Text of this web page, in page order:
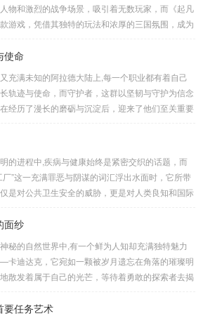
物和激烈的战争场景，吸引着无数玩家，而《起凡
游戏，凭借其独特的玩法和浓厚的三国氛围，成为
三国下载,开启一段热血的三国对战之旅。 《起凡
国时期的知名将领，如勇猛无双的吕布、足智多谋
忠义双全的关羽等，率领自己的军队在战场上冲锋
布阵，游戏中的每一场战斗都充满了变...
使命
充满未知的阿拉德大陆上,每一个职业都有着自己
轨迹与使命，而守护者，这群以坚韧与守护为信念
经历了漫长的磨砺与沉淀后，迎来了他们至关重要
刻起，便肩负着守护的重任，他们身躯魁梧，手持
邪恶势力，最初，他们凭借着基础的技能和坚定的
次次战斗中积累着经验，不断成长，无论是在阴森
墓穴，还是在战火纷飞的前线战场，守...
的进程中,疾病与健康始终是紧密交织的话题，而
厂”这一充满罪恶与阴谋的词汇浮出水面时，它所带
是对公共卫生安全的威胁，更是对人类良知和国际
用心的势力为了实现其不可告人的目的，秘密设立
外衣，实则干着违背人道、危害全球的勾当。 从
物武器的使用曾经给人类带来过惨痛的教训，在
某些国家就曾利用细菌、病毒...
面纱
秘的自然世界中,有一个鲜为人知却充满独特魅力
卡迪达克，它宛如一颗被岁月遗忘在角落的璀璨明
散发着属于自己的光芒，等待着勇敢的探索者去揭
地形地貌，高耸入云的山脉连绵起伏，像是大自然
要任务艺术